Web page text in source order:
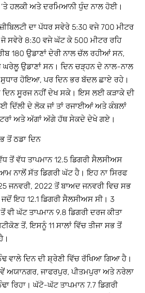
ਹਲਕੀ ਅਤੇ ਦਰਮਿਆਨੀ ਧੁੰਦ ਨਾਲ ਹੋਈ।
ਦਾ ਪੱਧਰ ਸਵੇਰੇ 5:30 ਵਜੇ 700 ਮੀਟਰ
ਜੋ ਸਵੇਰੇ 8:30 ਵਜੇ ਘੱਟ ਕੇ 500 ਮੀਟਰ ਰਹਿ
180 ਉਡਾਣਾਂ ਦੇਰੀ ਨਾਲ ਚੱਲ ਰਹੀਆਂ ਸਨ,
ਘਰੇਲੂ ਉਡਾਣਾਂ ਸਨ। ਦਿਨ ਚੜ੍ਹਨ ਦੇ ਨਾਲ-ਨਾਲ
ਸੁਧਾਰ ਹੋਇਆ, ਪਰ ਦਿਨ ਭਰ ਬੱਦਲ ਛਾਏ ਰਹੇ।
ਦਿਨ ਸੂਰਜ ਨਹੀਂ ਦੇਖ ਸਕੇ। ਇਸ ਲਈ ਕੜਾਕੇ ਦੀ
ਦਿੱਲੀ ਦੇ ਲੋਕ ਜਾਂ ਤਾਂ ਰਜਾਈਆਂ ਅਤੇ ਕੰਬਲਾਂ
ਅਤੇ ਅੱਗਾਂ ਅੱਗੇ ਹੱਥ ਸੇਕਦੇ ਦੇਖੇ ਗਏ।
ਤੋਂ ਠਡਾ ਦਿਨ
ਤੋਂ ਵੱਧ ਤਾਪਮਾਨ 12.5 ਡਿਗਰੀ ਸੈਲਸੀਅਸ
ਨਾਲੋਂ ਸੱਤ ਡਿਗਰੀ ਘੱਟ ਹੈ। ਇਹ ਨਾ ਸਿਰਫ
ਜਨਵਰੀ, 2022 ਤੋਂ ਬਾਅਦ ਜਨਵਰੀ ਵਿਚ ਸਭ
ਜਦੋਂ ਇਹ 12.1 ਡਿਗਰੀ ਸੈਲਸੀਅਸ ਸੀ। 3
ਵੀ ਘੱਟ ਤਾਪਮਾਨ 9.8 ਡਿਗਰੀ ਦਰਜ ਕੀਤਾ
ਤੋਂ, ਇਸਨੂੰ 11 ਸਾਲਾਂ ਵਿੱਚ ਤੀਜਾ ਸਭ ਤੋਂ
ਵਾਲੇ ਦਿਨ ਦੀ ਸ਼੍ਰੇਣੀ ਵਿੱਚ ਰੱਖਿਆ ਗਿਆ ਹੈ।
ਅਯਾਨਗਰ, ਜਾਫਰਪੁਰ, ਪੀਤਮਪੁਰਾ ਅਤੇ ਨਰੇਲਾ
ਰਿਹਾ। ਘੱਟੋ-ਘੱਟ ਤਾਪਮਾਨ 7.7 ਡਿਗਰੀ